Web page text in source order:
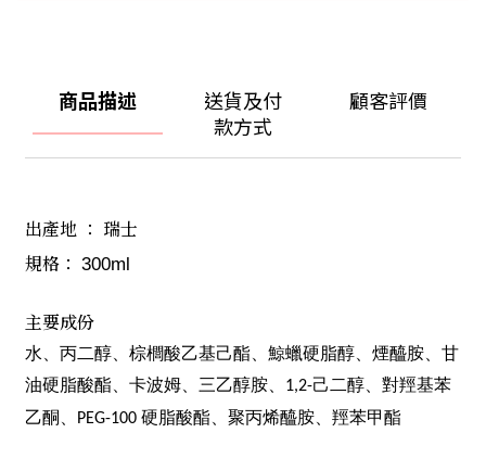
商品描述
送貨及付
款方式
顧客評價
出產地 ： 瑞士
規格： 300ml
主要成份
水、丙二醇、棕櫚酸乙基己酯、鯨蠟硬脂醇、煙醯胺、甘
油硬脂酸酯、卡波姆、三乙醇胺、 1,2-己二醇、對羥基苯
乙酮、
PEG-100 硬脂酸酯、聚丙烯醯胺、羥苯甲酯